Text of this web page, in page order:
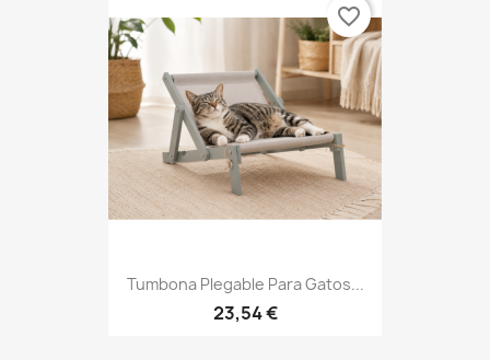
Tumbona Plegable Para Gatos...
23,54 €
favorite_border